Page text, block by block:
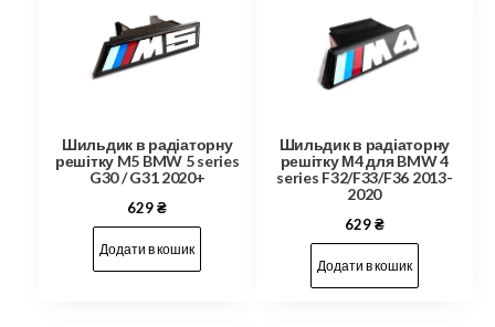
Шильдик в радіаторну
решітку M5 BMW 5 series
G30 / G31 2020+
629₴
Додати в кошик
Шильдик в радіаторну
решітку М4 для BMW 4
series F32/F33/F36 2013-
2020
629₴
Додати в кошик